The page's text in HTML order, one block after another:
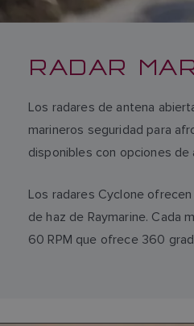
RADAR
Los radares de antena
marineros seguridad para
disponibles con opciones de
Los radares Cyclone
de haz de Raymarine. Cada
60 RPM que ofrece 360